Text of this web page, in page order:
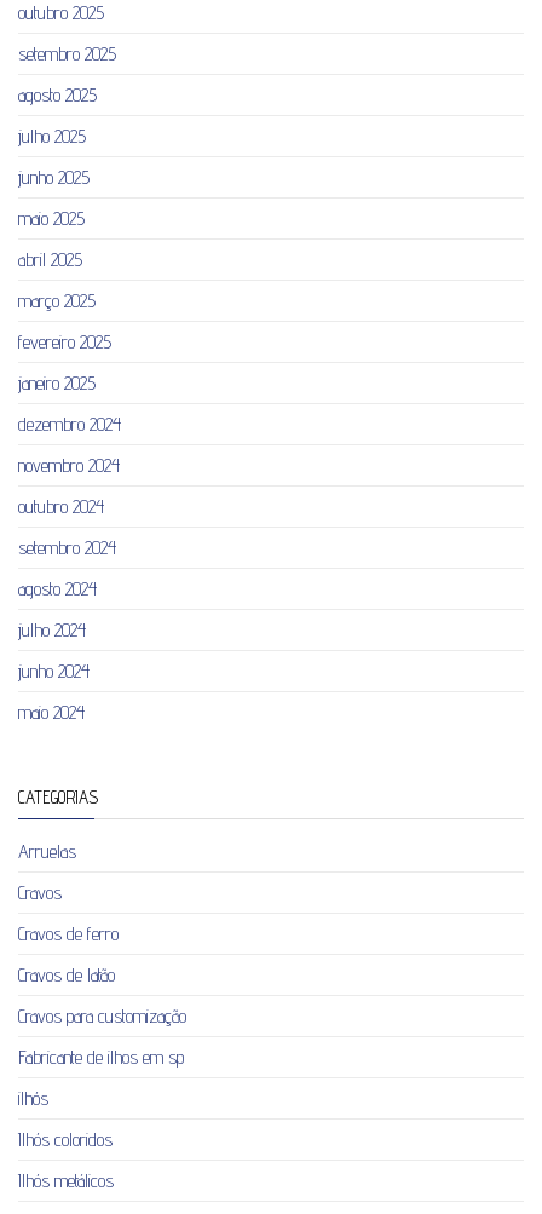
outubro 2025
setembro 2025
agosto 2025
julho 2025
junho 2025
maio 2025
abril 2025
março 2025
fevereiro 2025
janeiro 2025
dezembro 2024
novembro 2024
outubro 2024
setembro 2024
agosto 2024
julho 2024
junho 2024
maio 2024
CATEGORIAS
Arruelas
Cravos
Cravos de ferro
Cravos de latão
Cravos para customização
Fabricante de ilhos em sp
ilhós
Ilhós coloridos
Ilhós metálicos